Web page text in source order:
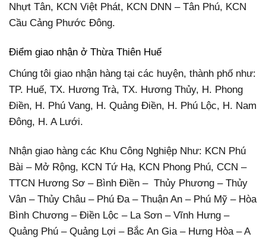
Nhựt Tân, KCN Việt Phát, KCN DNN – Tân Phú, KCN
Cầu Cảng Phước Đông.
Điểm giao nhận ở Thừa Thiên Huế
Chúng tôi giao nhận hàng tại các huyện, thành phố như:
TP. Huế, TX. Hương Trà, TX. Hương Thủy, H. Phong
Điền, H. Phú Vang, H. Quảng Điền, H. Phú Lộc, H. Nam
Đông, H. A Lưới.
Nhận giao hàng các Khu Công Nghiệp Như: KCN Phú
Bài – Mở Rộng, KCN Tứ Hạ, KCN Phong Phú, CCN –
TTCN Hương Sơ – Bình Điền – Thủy Phương – Thủy
Vân – Thủy Châu – Phú Đa – Thuận An – Phú Mỹ – Hòa
Bình Chương – Điền Lộc – La Sơn – Vĩnh Hưng –
Quảng Phú – Quảng Lợi – Bắc An Gia – Hưng Hòa – A